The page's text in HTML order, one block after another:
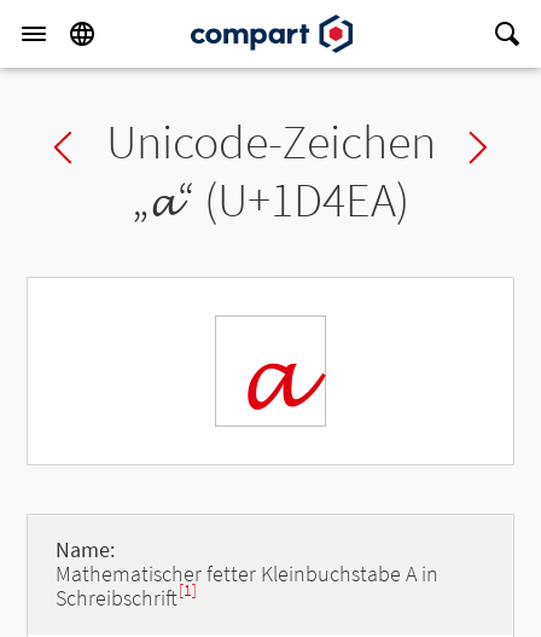
Previous char
Unicode-Zeichen
„𝓪“ (U+1D4EA)
𝓪
Name:
Mathematischer fetter Kleinbuchstabe A in
Schreibschrift[1]